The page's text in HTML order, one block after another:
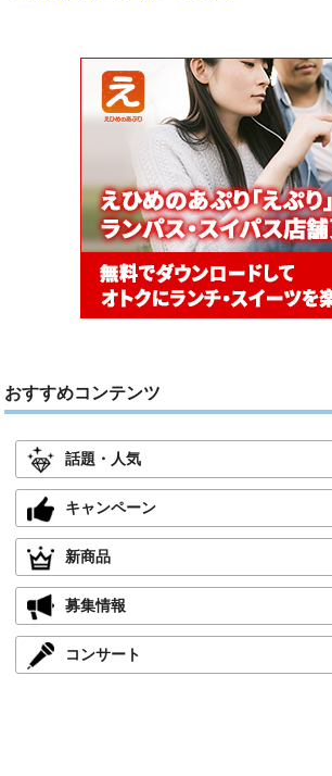
おすすめコンテンツ
話題・人気
キャンペーン
新商品
募集情報
コンサート